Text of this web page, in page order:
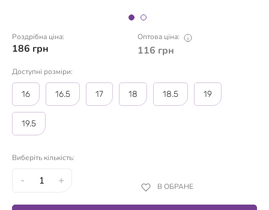
Роздрібна ціна:
186 грн
Оптова ціна:
116 грн
Доступні розміри:
16 16.5 17 18 18.5 19
19.5
Виберіть кількість:
- + В ОБРАНЕ